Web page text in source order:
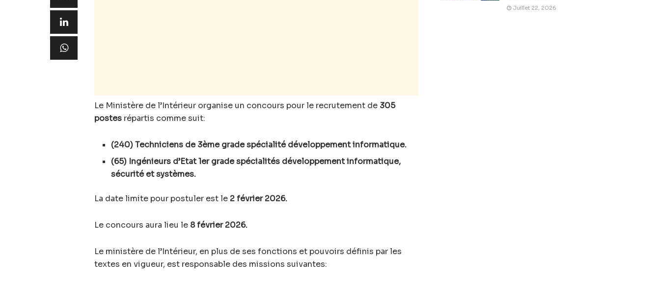
Le Ministère de l’Intérieur organise un concours pour le recrutement de 305
postes répartis comme suit:
(240) Techniciens de 3ème grade spécialité développement informatique.
(65) Ingénieurs d’Etat 1er grade spécialités développement informatique,
sécurité et systèmes.
La date limite pour postuler est le 2 février 2026.
Le concours aura lieu le 8 février 2026.
Le ministère de l’Intérieur, en plus de ses fonctions et pouvoirs définis par les
textes en vigueur, est responsable des missions suivantes:
Juillet 22, 2026